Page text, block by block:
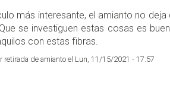
más interesante, el amianto no
se investiguen estas cosas es
con estas fibras.
retirada de amianto el Lun, 11/15/2021 - 17:57